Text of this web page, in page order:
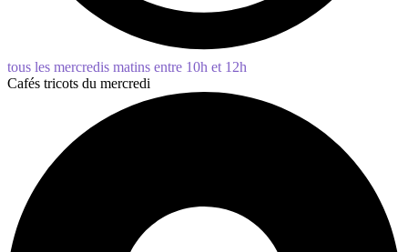
tous les mercredis matins entre 10h et 12h
Cafés tricots du mercredi